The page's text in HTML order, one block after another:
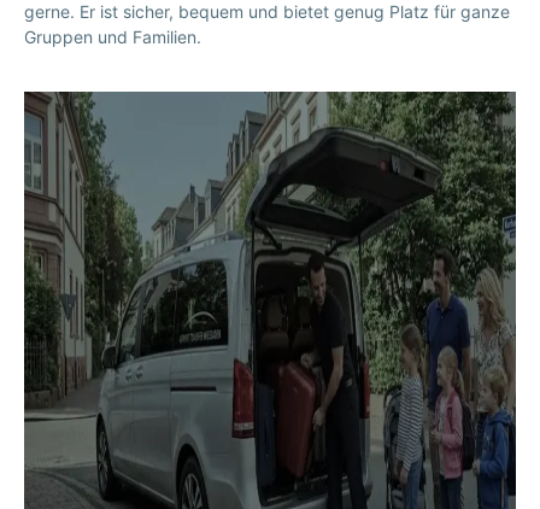
gerne. Er ist sicher, bequem und bietet genug Platz für ganze
Gruppen und Familien.